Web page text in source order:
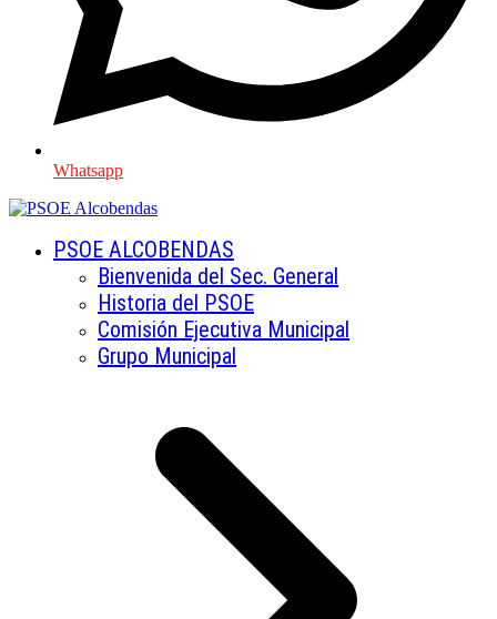
Whatsapp
PSOE ALCOBENDAS
Bienvenida del Sec. General
Historia del PSOE
Comisión Ejecutiva Municipal
Grupo Municipal